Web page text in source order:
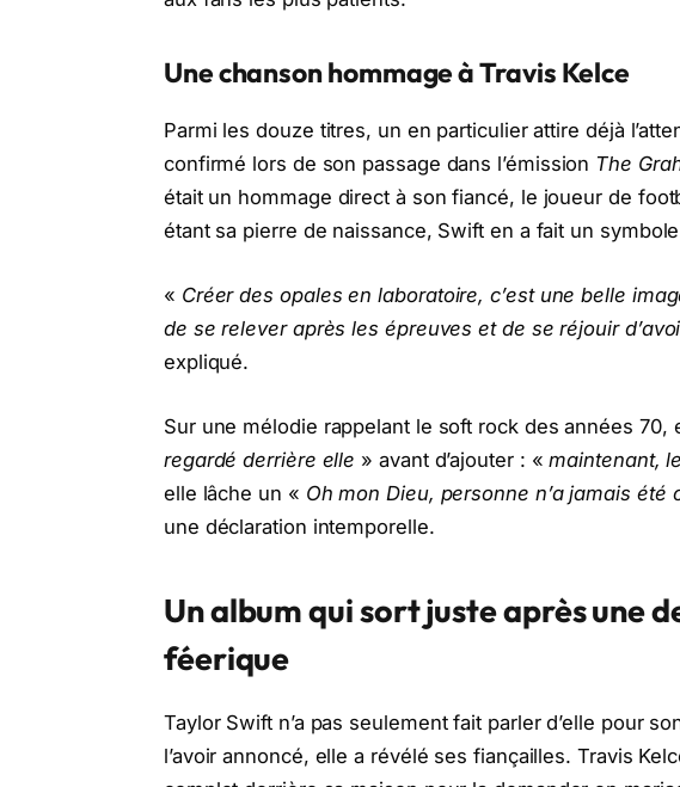
Une chanson hommage à Travis Kelce
Parmi les douze titres, un en particulier attire déjà
confirmé lors de son passage dans l’émission The
était un hommage direct à son fiancé, le joueur de
étant sa pierre de naissance, Swift en a fait un
« Créer des opales en laboratoire, c’est une belle
de se relever après les épreuves et de se réjouir
expliqué.
Sur une mélodie rappelant le soft rock des années 70,
regardé derrière elle » avant d’ajouter : «maintenant,
elle lâche un « Oh mon Dieu, personne n’a jamais été
une déclaration intemporelle.
Un album qui sort juste après une
féerique
Taylor Swift n’a pas seulement fait parler d’elle pour
l’avoir annoncé, elle a révélé ses fiançailles. Travis